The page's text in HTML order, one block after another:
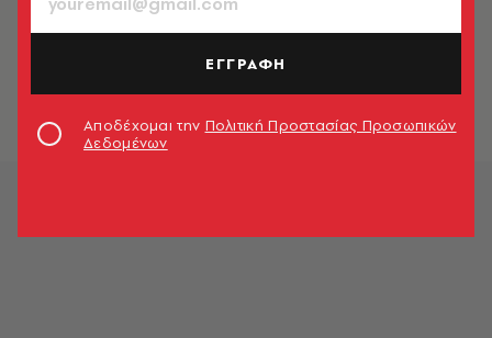
SMART LIFE
Γιατί να ασφαλίσω την επιχείρησή
μου; Μάθε γιατί!
A.V. Team
ΕΓΓΡΑΦΗ
Αποδέχομαι την Πολιτική Προστασίας Προσωπικών
Δεδομένων